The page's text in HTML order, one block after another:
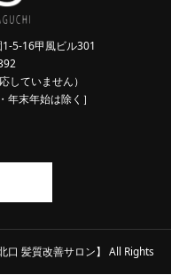
5-16甲風ビル301
していません）
末年始は除く］
髪質改善サロン】 All Rights